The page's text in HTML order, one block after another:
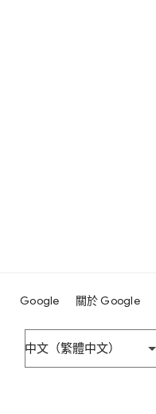
Google 關於 Google
中文（繁體中文）